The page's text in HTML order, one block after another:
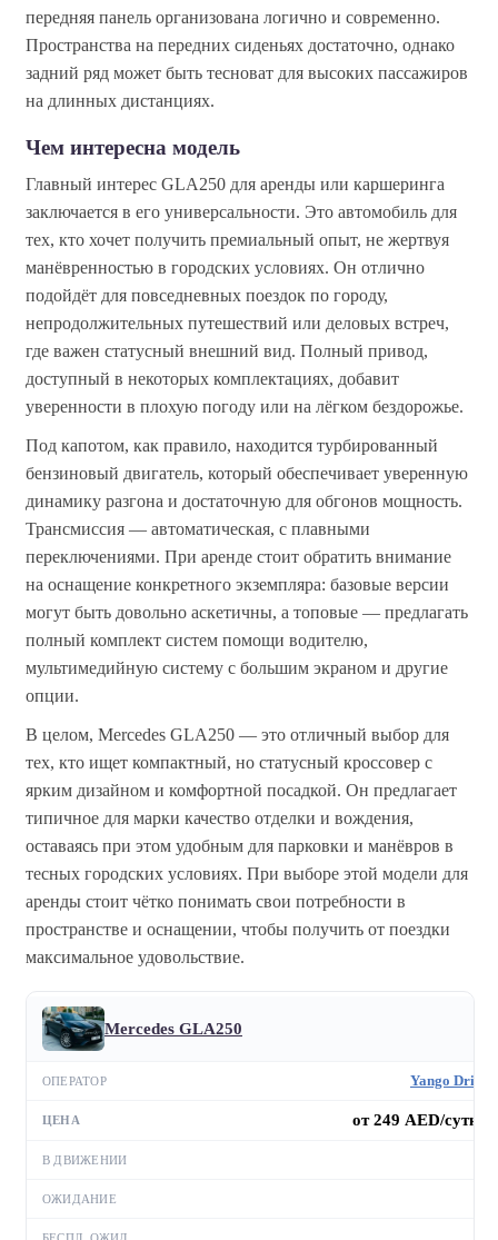
передняя панель организована логично и современно.
Пространства на передних сиденьях достаточно, однако
задний ряд может быть тесноват для высоких пассажиров
на длинных дистанциях.
Чем интересна модель
Главный интерес GLA250 для аренды или каршеринга
заключается в его универсальности. Это автомобиль для
тех, кто хочет получить премиальный опыт, не жертвуя
манёвренностью в городских условиях. Он отлично
подойдёт для повседневных поездок по городу,
непродолжительных путешествий или деловых встреч,
где важен статусный внешний вид. Полный привод,
доступный в некоторых комплектациях, добавит
уверенности в плохую погоду или на лёгком бездорожье.
Под капотом, как правило, находится турбированный
бензиновый двигатель, который обеспечивает уверенную
динамику разгона и достаточную для обгонов мощность.
Трансмиссия — автоматическая, с плавными
переключениями. При аренде стоит обратить внимание
на оснащение конкретного экземпляра: базовые версии
могут быть довольно аскетичны, а топовые — предлагать
полный комплект систем помощи водителю,
мультимедийную систему с большим экраном и другие
опции.
В целом, Mercedes GLA250 — это отличный выбор для
тех, кто ищет компактный, но статусный кроссовер с
ярким дизайном и комфортной посадкой. Он предлагает
типичное для марки качество отделки и вождения,
оставаясь при этом удобным для парковки и манёвров в
тесных городских условиях. При выборе этой модели для
аренды стоит чётко понимать свои потребности в
пространстве и оснащении, чтобы получить от поездки
максимальное удовольствие.
Mercedes GLA250
Yango Drive
от 249 AED/сутки